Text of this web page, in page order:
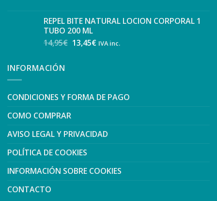
REPEL BITE NATURAL LOCION CORPORAL 1
TUBO 200 ML
14,95€ 13,45€ IVA inc.
INFORMACIÓN
CONDICIONES Y FORMA DE PAGO
COMO COMPRAR
AVISO LEGAL Y PRIVACIDAD
POLÍTICA DE COOKIES
INFORMACIÓN SOBRE COOKIES
CONTACTO